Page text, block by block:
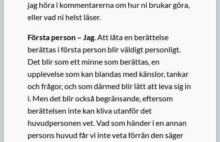
jag höra i kommentarerna om hur ni brukar göra,
eller vad ni helst läser.
Första person – Jag. Att låta en berättelse
berättas i första person blir väldigt personligt.
Det blir som ett minne som berättas, en
upplevelse som kan blandas med känslor, tankar
och frågor, och som därmed blir lätt att leva sig in
i. Men det blir också begränsande, eftersom
berättelsen inte kan kliva utanför det
huvudpersonen vet. Vad som händer i en annan
persons huvud får vi inte veta förrän den säger